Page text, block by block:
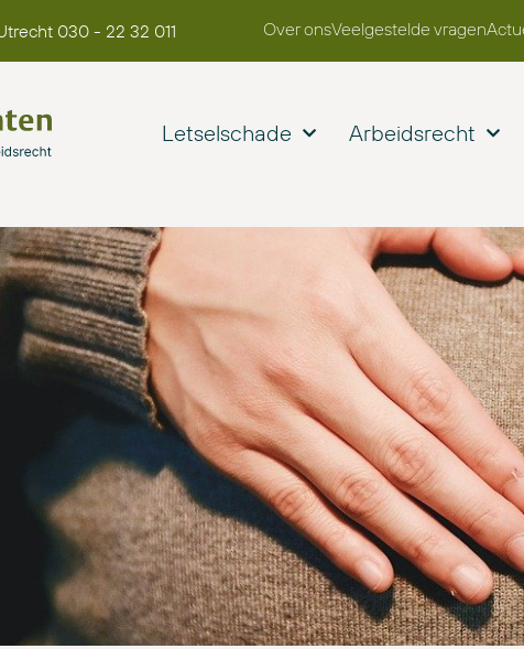
030 - 22 32 011 Over onsVeelgestelde vragen
Letselschade Arbeidsrecht